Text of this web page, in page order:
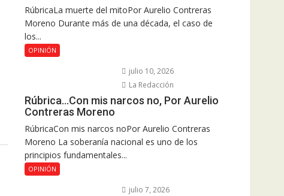
RúbricaLa muerte del mitoPor Aurelio Contreras
Moreno Durante más de una década, el caso de
los...
OPINIÓN
julio 10, 2026
La Redacción
Rúbrica…Con mis narcos no, Por Aurelio
Contreras Moreno
RúbricaCon mis narcos noPor Aurelio Contreras
Moreno La soberanía nacional es uno de los
principios fundamentales...
OPINIÓN
julio 7, 2026